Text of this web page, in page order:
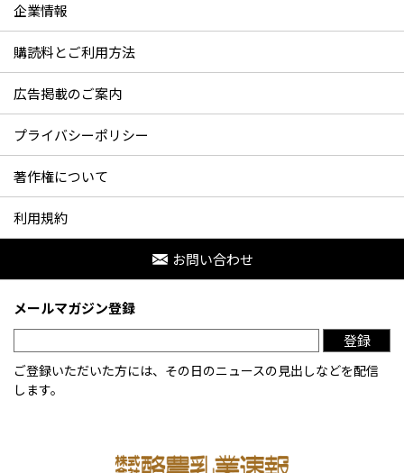
企業情報
購読料とご利用方法
広告掲載のご案内
プライバシーポリシー
著作権について
利用規約
お問い合わせ
メールマガジン登録
登録
ご登録いただいた方には、その日のニュースの見出しなどを配信
します。